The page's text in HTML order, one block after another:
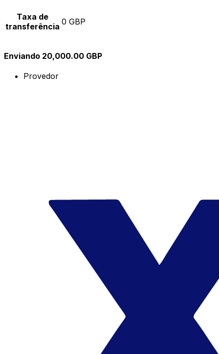
Taxa de
transferência 0 GBP
Enviando 20,000.00 GBP
Provedor